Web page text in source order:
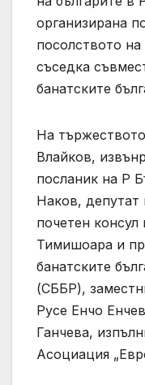
организирана
посолството
съседка
банатските
На
Влайков,
посланик на Р
Наков, депутат
почетен консул
Тимишоара и
банатските
(СББР),
Русе Енчо
Ганчева,
Асоциация